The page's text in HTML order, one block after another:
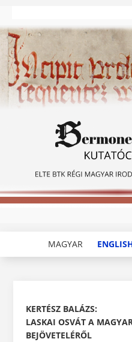
MAGYAR
KERTÉSZ BALÁZS:
LASKAI OSVÁT A
BEJÖVETELÉRŐL